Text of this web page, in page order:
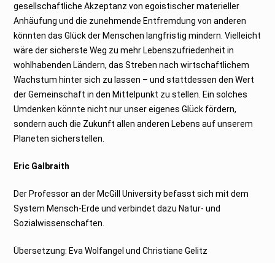
gesellschaftliche Akzeptanz von egoistischer materieller
Anhäufung und die zunehmende Entfremdung von anderen
könnten das Glück der Menschen langfristig mindern. Vielleicht
wäre der sicherste Weg zu mehr Lebenszufriedenheit in
wohlhabenden Ländern, das Streben nach wirtschaftlichem
Wachstum hinter sich zu lassen – und stattdessen den Wert
der Gemeinschaft in den Mittelpunkt zu stellen. Ein solches
Umdenken könnte nicht nur unser eigenes Glück fördern,
sondern auch die Zukunft allen anderen Lebens auf unserem
Planeten sicherstellen.
Eric Galbraith
Der Professor an der McGill University befasst sich mit dem
System Mensch-Erde und verbindet dazu Natur- und
Sozialwissenschaften.
Übersetzung: Eva Wolfangel und Christiane Gelitz